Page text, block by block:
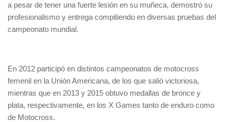
a pesar de tener una fuerte lesión en su muñeca, demostró su
profesionalismo y entrega compitiendo en diversas pruebas del
campeonato mundial.
En 2012 participó en distintos campeonatos de motocross
femenil en la Unión Americana, de los que salió victoriosa,
mientras que en 2013 y 2015 obtuvo medallas de bronce y
plata, respectivamente, en los X Games tanto de enduro como
de Motocross.